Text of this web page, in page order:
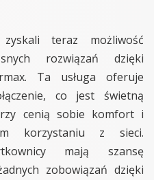
zyskali teraz możliwość
rozwiązań dzięki
Ta usługa oferuje
co jest świetną
cenią sobie komfort i
korzystaniu z sieci.
mają szansę
zobowiązań dzięki